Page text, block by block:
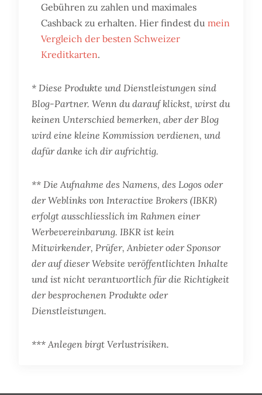
Gebühren zu zahlen und maximales
Cashback zu erhalten. Hier findest dumein
Vergleich der besten Schweizer
Kreditkarten.
* Diese Produkte und Dienstleistungen sind
Blog-Partner. Wenn du darauf klickst, wirst du
keinen Unterschied bemerken, aber der Blog
wird eine kleine Kommission verdienen, und
dafür danke ich dir aufrichtig.
** Die Aufnahme des Namens, des Logos oder
der Weblinks von Interactive Brokers (IBKR)
erfolgt ausschliesslich im Rahmen einer
Werbevereinbarung. IBKR ist kein
Mitwirkender, Prüfer, Anbieter oder Sponsor
der auf dieser Website veröffentlichten Inhalte
und ist nicht verantwortlich für die Richtigkeit
der besprochenen Produkte oder
Dienstleistungen.
*** Anlegen birgt Verlustrisiken.